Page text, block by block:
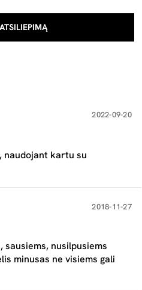
2022-09-20
naudojant kartu su
2018-11-27
nusilpusiems
minusas ne visiems gali